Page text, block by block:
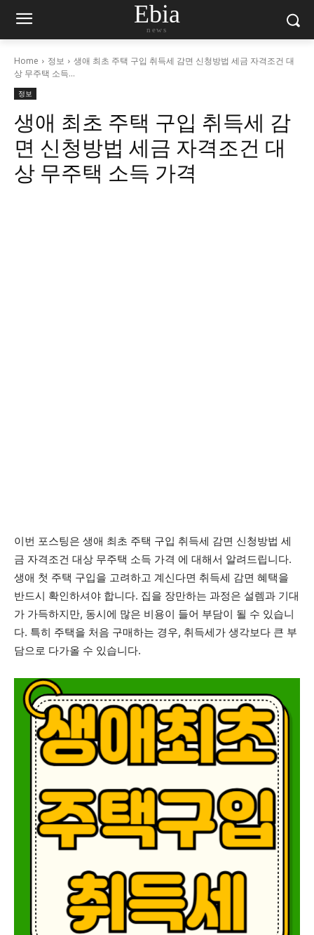
Ebia
news
Home 정보
생애 최초 주택 구입 취득세 감면 신청방법 세금 자격조건 대
상 무주택 소득...
정보
생애 최초 주택 구입 취득세 감
면 신청방법 세금 자격조건 대
상 무주택 소득 가격
이번 포스팅은 생애 최초 주택 구입 취득세 감면 신청방법 세
금 자격조건 대상 무주택 소득 가격 에 대해서 알려드립니다.
생애 첫 주택 구입을 고려하고 계신다면 취득세 감면 혜택을
반드시 확인하셔야 합니다. 집을 장만하는 과정은 설렘과 기대
가 가득하지만, 동시에 많은 비용이 들어 부담이 될 수 있습니
다. 특히 주택을 처음 구매하는 경우, 취득세가 생각보다 큰 부
담으로 다가올 수 있습니다.